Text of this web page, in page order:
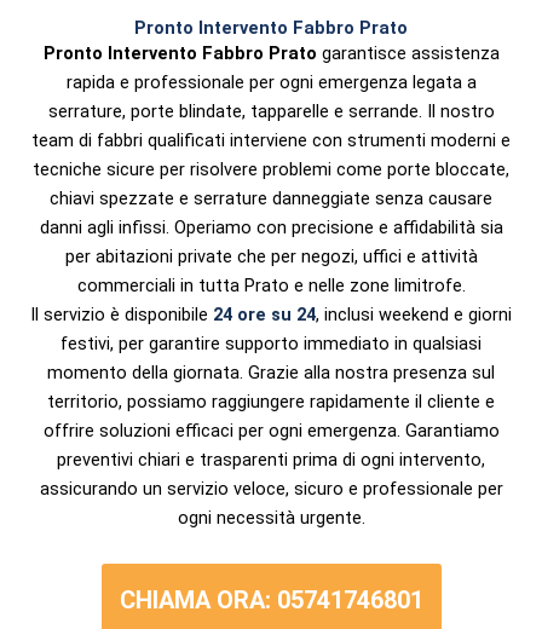
Pronto Intervento Fabbro Prato
Pronto Intervento Fabbro Prato garantisce assistenza
rapida e professionale per ogni emergenza legata a
serrature, porte blindate, tapparelle e serrande. Il nostro
team di fabbri qualificati interviene con strumenti moderni e
tecniche sicure per risolvere problemi come porte bloccate,
chiavi spezzate e serrature danneggiate senza causare
danni agli infissi. Operiamo con precisione e affidabilità sia
per abitazioni private che per negozi, uffici e attività
commerciali in tutta Prato e nelle zone limitrofe.
Il servizio è disponibile 24 ore su 24, inclusi weekend e giorni
festivi, per garantire supporto immediato in qualsiasi
momento della giornata. Grazie alla nostra presenza sul
territorio, possiamo raggiungere rapidamente il cliente e
offrire soluzioni efficaci per ogni emergenza. Garantiamo
preventivi chiari e trasparenti prima di ogni intervento,
assicurando un servizio veloce, sicuro e professionale per
ogni necessità urgente.
CHIAMA ORA: 05741746801